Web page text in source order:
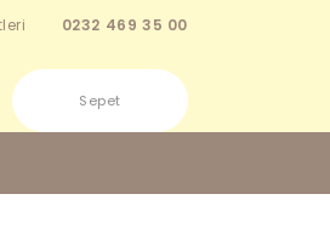
0232 469 35 00
Sepet